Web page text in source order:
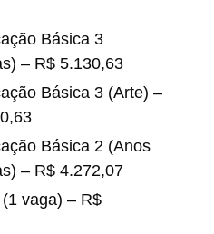
Básica 3
– R$ 5.130,63
Básica 3 (Arte) –
Básica 2 (Anos
– R$ 4.272,07
vaga) – R$